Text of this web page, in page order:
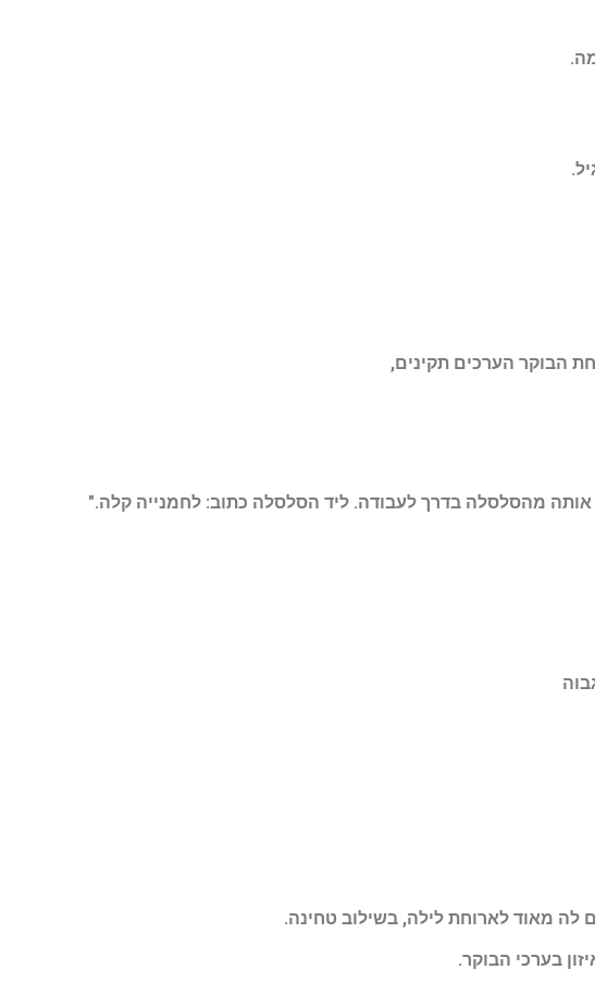
.
.
הבוקר הערכים תקינים,
אותה מהסלסלה בדרך לעבודה. ליד הסלסלה כתוב: לחמנייה קלה."
לה מאוד לארוחת לילה, בשילוב טחינה.
בערכי הבוקר.